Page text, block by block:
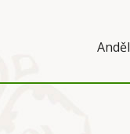
Anděl